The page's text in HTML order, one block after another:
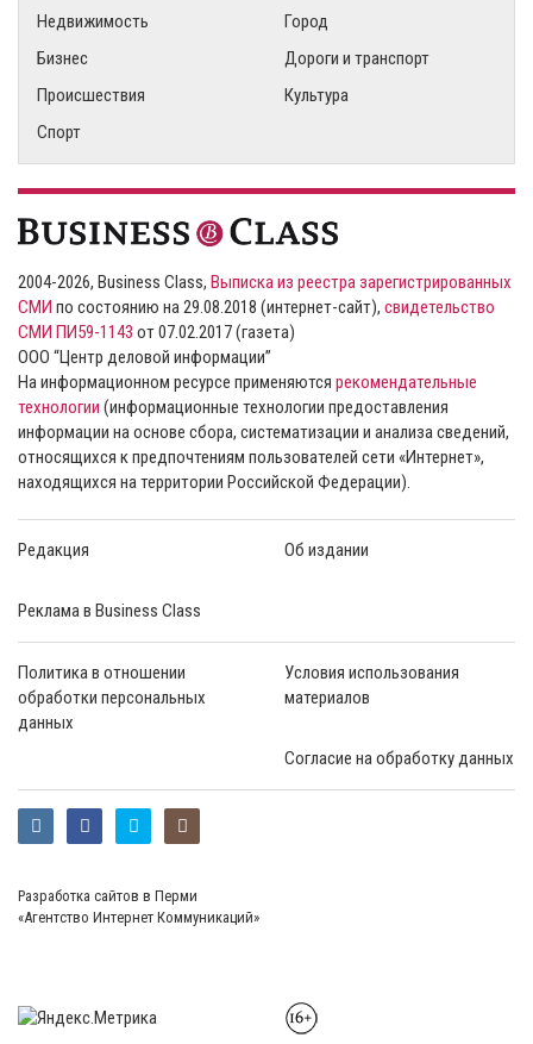
Недвижимость
Город
Бизнес
Дороги и транспорт
Происшествия
Культура
Спорт
2004-2026, Business Class, Выписка из реестра зарегистрированных
СМИ по состоянию на 29.08.2018 (интернет-сайт), свидетельство
СМИ ПИ59-1143 от 07.02.2017 (газета)
ООО “Центр деловой информации”
На информационном ресурсе применяются рекомендательные
технологии (информационные технологии предоставления
информации на основе сбора, систематизации и анализа сведений,
относящихся к предпочтениям пользователей сети «Интернет»,
находящихся на территории Российской Федерации).
Редакция Об издании
Реклама в Business Class
Политика в отношении
обработки персональных
данных
Условия использования
материалов
Согласие на обработку данных
Разработка сайтов в Перми
«Агентство Интернет Коммуникаций»